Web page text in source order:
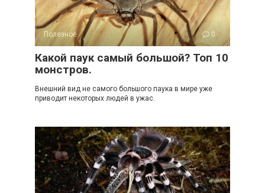
Полезное 0
Какой паук самый большой? Топ 10
монстров.
Внешний вид не самого большого паука в мире уже
приводит некоторых людей в ужас.